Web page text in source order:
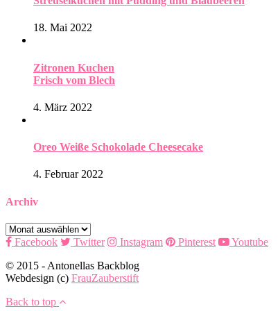
18. Mai 2022
Zitronen Kuchen
Frisch vom Blech
4. März 2022
Oreo Weiße Schokolade Cheesecake
4. Februar 2022
Archiv
Archiv
Facebook
Twitter Instagram Pinterest
Youtube
© 2015 - Antonellas Backblog
Webdesign (c) FrauZauberstift
Back to top